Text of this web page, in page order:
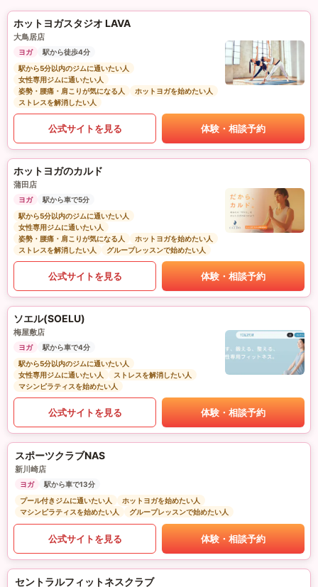
ホットヨガスタジオ LAVA
大鳥居店
ヨガ
駅から徒歩4分
駅から5分以内のジムに通いたい人
女性専用ジムに通いたい人
姿勢・腰痛・肩こりが気になる人
ホットヨガを始めたい人
ストレスを解消したい人
公式サイトを見る 体験・相談予約
ホットヨガのカルド
蒲田店
ヨガ
駅から車で5分
駅から5分以内のジムに通いたい人
女性専用ジムに通いたい人
姿勢・腰痛・肩こりが気になる人
ホットヨガを始めたい人
ストレスを解消したい人
グループレッスンで始めたい人
公式サイトを見る 体験・相談予約
ソエル(SOELU)
梅屋敷店
ヨガ
駅から車で4分
駅から5分以内のジムに通いたい人
女性専用ジムに通いたい人
ストレスを解消したい人
マシンピラティスを始めたい人
公式サイトを見る 体験・相談予約
スポーツクラブNAS
新川崎店
ヨガ
駅から車で13分
プール付きジムに通いたい人
ホットヨガを始めたい人
マシンピラティスを始めたい人
グループレッスンで始めたい人
公式サイトを見る 体験・相談予約
セントラルフィットネスクラブ